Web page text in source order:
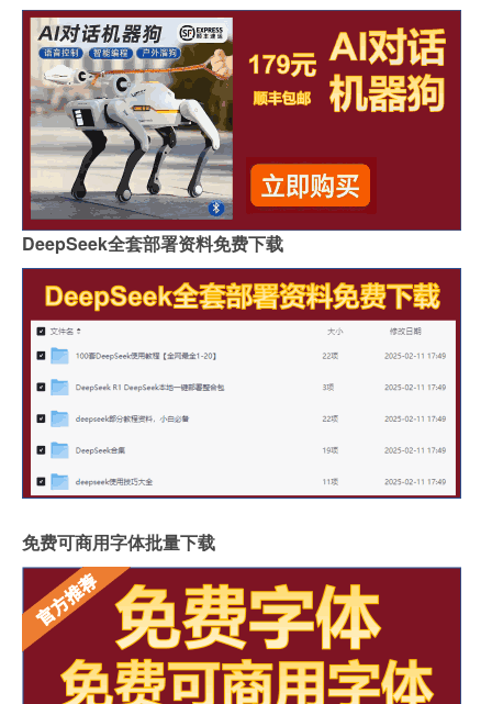
DeepSeek全套部署资料免费下载
免费可商用字体批量下载